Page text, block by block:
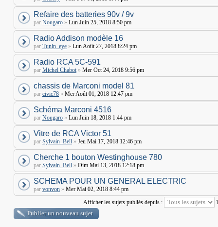
Refaire des batteries 90v / 9v
par Nougaro » Lun Juin 25, 2018 8:50 pm
Radio Addison modèle 16
par Tunin_eye » Lun Août 27, 2018 8:24 pm
Radio RCA 5C-591
par Michel Chabot » Mer Oct 24, 2018 9:56 pm
chassis de Marconi model 81
par civic78 » Mer Août 01, 2018 12:47 pm
Schéma Marconi 4516
par Nougaro » Lun Juin 18, 2018 1:44 pm
Vitre de RCA Victor 51
par Sylvain_Bell » Jeu Mai 17, 2018 12:46 pm
Cherche 1 bouton Westinghouse 780
par Sylvain_Bell » Dim Mai 13, 2018 12:18 pm
SCHEMA POUR UN GENERAL ELECTRIC
par vonvon » Mer Mai 02, 2018 8:44 pm
Afficher les sujets publiés depuis :
Publier un nouveau sujet